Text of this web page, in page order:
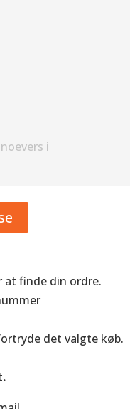
i
finde din ordre.
det valgte køb.